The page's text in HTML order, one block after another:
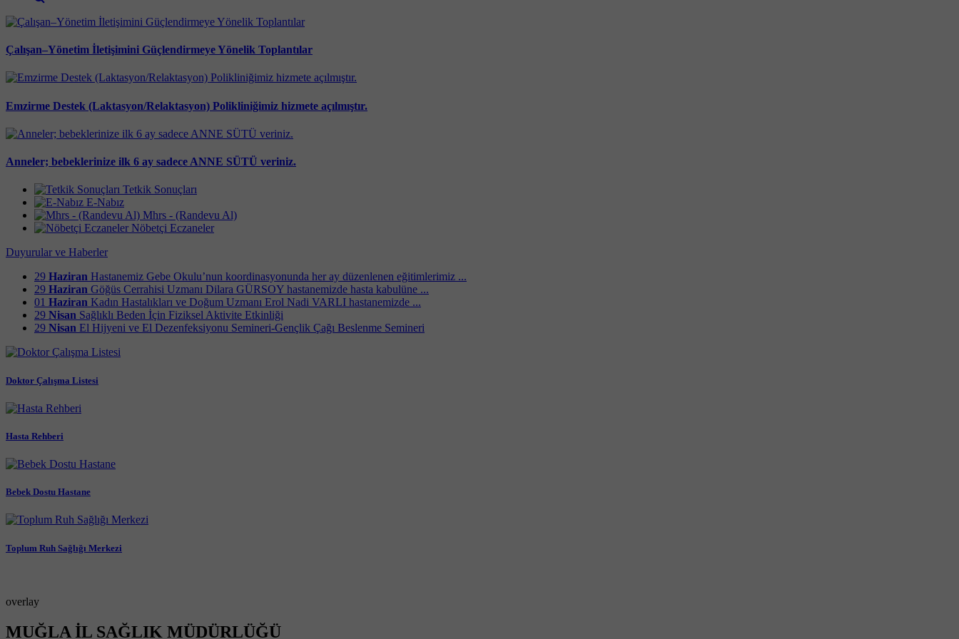
Çalışan–Yönetim İletişimini Güçlendirmeye Yönelik Toplantılar
Emzirme Destek (Laktasyon/Relaktasyon) Polikliniğimiz hizmete açılmıştır.
Anneler; bebeklerinize ilk 6 ay sadece ANNE SÜTÜ veriniz.
Tetkik Sonuçları
E-Nabız
Mhrs - (Randevu Al)
Nöbetçi Eczaneler
Duyurular ve Haberler
29 Haziran Hastanemiz Gebe Okulu’nun koordinasyonunda her ay düzenlenen eğitimlerimiz ...
29 Haziran Göğüs Cerrahisi Uzmanı Dilara GÜRSOY hastanemizde hasta kabulüne ...
01 Haziran Kadın Hastalıkları ve Doğum Uzmanı Erol Nadi VARLI hastanemizde ...
29 Nisan Sağlıklı Beden İçin Fiziksel Aktivite Etkinliği
29 Nisan El Hijyeni ve El Dezenfeksiyonu Semineri-Gençlik Çağı Beslenme Semineri
Doktor Çalışma Listesi
Hasta Rehberi
Bebek Dostu Hastane
Toplum Ruh Sağlığı Merkezi
overlay
MUĞLA İL SAĞLIK MÜDÜRLÜĞÜ